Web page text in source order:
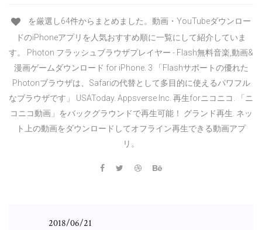
を厳選し64件からまとめました。動画・YouTubeダウンロー
ドのiPhoneアプリを人気おすすめ順に一覧にして紹介していま
す。 Photon フラッシュブラウザプレイヤー - Flash無料音楽,動画&
漫画ゲームダウンロード for iPhone. 3 「Flashサポートの優れた
Photonブラウザは、Safariの代替として多目的に使えるパワフル
なブラウザです」 USAToday. Appsverse Inc. 再生forニコニコ. 「ニ
コニコ動画」をバックグラウンドで再生可能！ グランド再生. ネッ
ト上の動画をダウンロードしてオフライン再生できる動画アプ
リ。
2018/06/21